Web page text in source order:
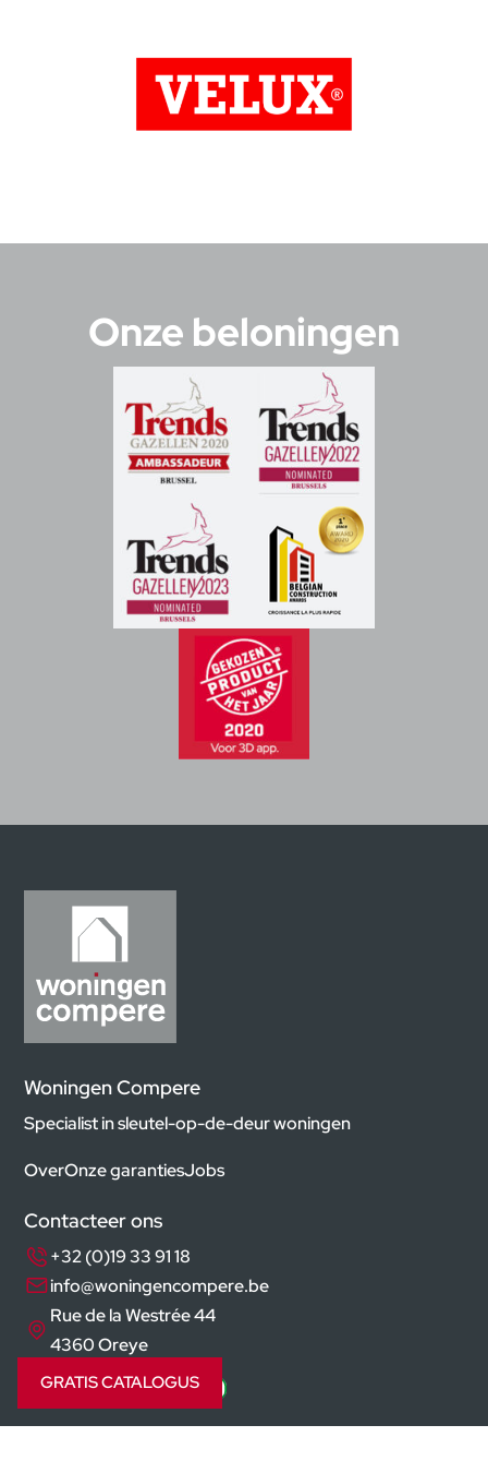
GRATIS CATALOGUS
Onze beloningen
Woningen Compere
Specialist in sleutel-op-de-deur woningen
OverOnze garantiesJobs
Contacteer ons
+32 (0)19 33 91 18
info@woningencompere.be
Rue de la Westrée 44
4360 Oreye